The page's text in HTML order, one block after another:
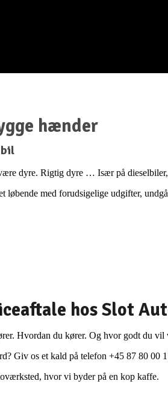
hænder
dyre. Rigtig dyre … Især på
med forudsigelige udgifter,
hos Slot
Hvordan du kører. Og hvor godt du
Giv os et kald på telefon +45 87 80
hvor vi byder på en kop kaffe.